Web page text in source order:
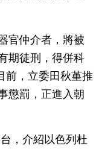
官仲介者，將被
期徒刑，得併科
前，立委田秋堇推
懲罰，正進入朝
，介紹以色列杜